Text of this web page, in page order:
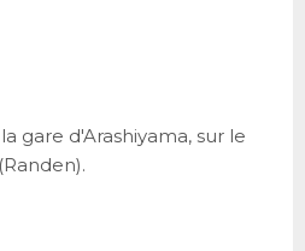
gare d'Arashiyama, sur le